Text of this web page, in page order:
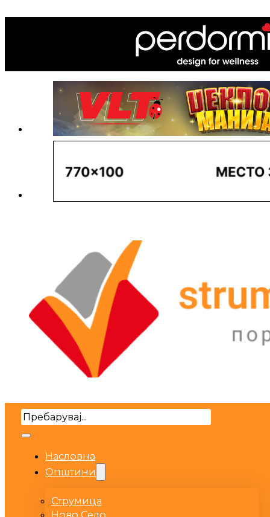
Search
Насловна
Општини
Струмица
Ново Село